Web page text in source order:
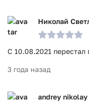
Николай
С 10.08.2021 перестал
3 года назад
andrey nikolay